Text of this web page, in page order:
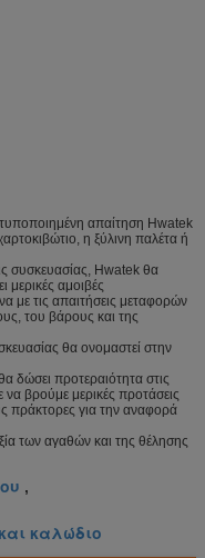
απαίτηση Hwatek
η ξύλινη παλέτα ή
συσκευασίας, Hwatek θα
μερικές αμοιβές
με τις απαιτήσεις μεταφορών
του βάρους και της
θα ονομαστεί στην
προτεραιότητα στις
βρούμε μερικές προτάσεις
πράκτορες για την αναφορά
των αγαθών και της θέλησης
,
καλώδιο